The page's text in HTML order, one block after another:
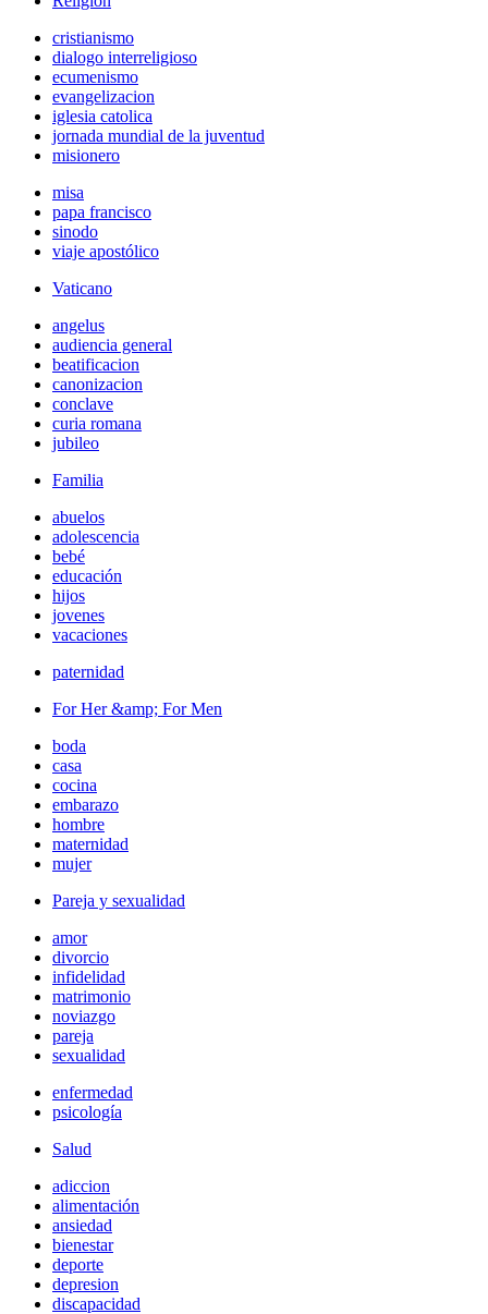
cristianismo
dialogo interreligioso
ecumenismo
evangelizacion
iglesia catolica
jornada mundial de la juventud
misionero
misa
papa francisco
sinodo
viaje apostólico
Vaticano
angelus
audiencia general
beatificacion
canonizacion
conclave
curia romana
jubileo
Familia
abuelos
adolescencia
bebé
educación
hijos
jovenes
vacaciones
paternidad
For Her &amp; For Men
boda
casa
cocina
embarazo
hombre
maternidad
mujer
Pareja y sexualidad
amor
divorcio
infidelidad
matrimonio
noviazgo
pareja
sexualidad
enfermedad
psicología
Salud
adiccion
alimentación
ansiedad
bienestar
deporte
depresion
discapacidad